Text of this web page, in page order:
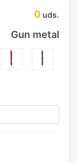
0 uds.
Gun metal